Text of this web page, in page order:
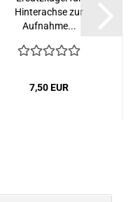
Hinterachse zur
Aufnahme...
7,50 EUR